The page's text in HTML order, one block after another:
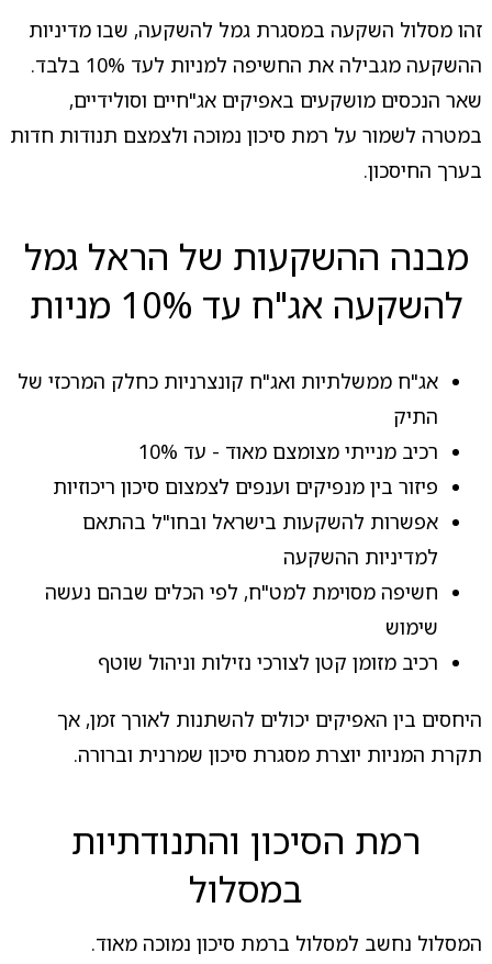
זהו מסלול השקעה במסגרת גמל להשקעה, שבו מדיניות
ההשקעה מגבילה את החשיפה למניות לעד 10% בלבד.
שאר הנכסים מושקעים באפיקים אג"חיים וסולידיים,
במטרה לשמור על רמת סיכון נמוכה ולצמצם תנודות חדות
בערך החיסכון.
מבנה ההשקעות של הראל גמל
להשקעה אג"ח עד 10% מניות
אג"ח ממשלתיות ואג"ח קונצרניות כחלק המרכזי של
התיק
רכיב מנייתי מצומצם מאוד - עד 10%
פיזור בין מנפיקים וענפים לצמצום סיכון ריכוזיות
אפשרות להשקעות בישראל ובחו"ל בהתאם
למדיניות ההשקעה
חשיפה מסוימת למט"ח, לפי הכלים שבהם נעשה
שימוש
רכיב מזומן קטן לצורכי נזילות וניהול שוטף
היחסים בין האפיקים יכולים להשתנות לאורך זמן, אך
תקרת המניות יוצרת מסגרת סיכון שמרנית וברורה.
רמת הסיכון והתנודתיות
במסלול
המסלול נחשב למסלול ברמת סיכון נמוכה מאוד.